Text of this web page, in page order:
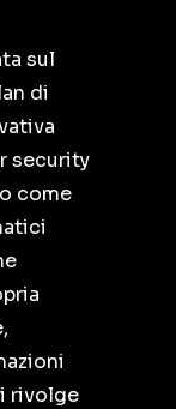
sul
di
security
come
rivolge